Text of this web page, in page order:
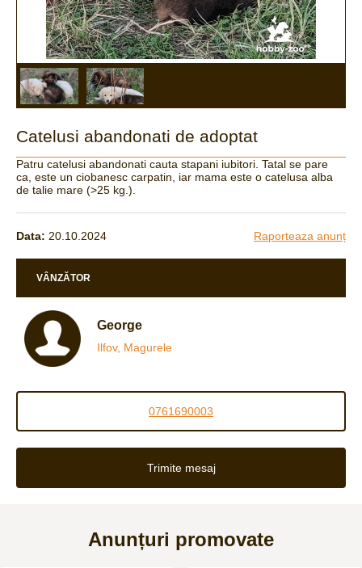
Catelusi abandonati de adoptat
Patru catelusi abandonati cauta stapani iubitori. Tatal se pare
ca, este un ciobanesc carpatin, iar mama este o catelusa alba
de talie mare (>25 kg.).
Data: 20.10.2024 Raporteaza anunț
VÂNZĂTOR
George
Ilfov, Magurele
0761690003
Trimite mesaj
Anunțuri promovate